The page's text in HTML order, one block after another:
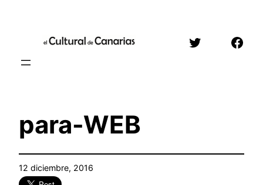
contenido
Twitter
para-WEB
12 diciembre, 2016